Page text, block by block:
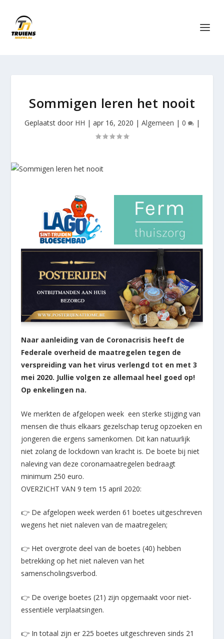
Sommigen leren het nooit
Geplaatst door HH | apr 16, 2020 | Algemeen | 0 |
Naar aanleiding van de Coronacrisis heeft de
Federale overheid de maatregelen tegen de
verspreiding van het virus verlengd tot en met 3
mei 2020. Jullie volgen ze allemaal heel goed op!
Op enkelingen na.
We merkten de afgelopen week een sterke stijging van
mensen die thuis elkaars gezelschap terug opzoeken en
jongeren die ergens samenkomen. Dit kan natuurlijk
niet zolang de lockdown van kracht is. De boete bij niet
naleving van deze coronamaatregelen bedraagt
minimum 250 euro.
OVERZICHT VAN 9 tem 15 april 2020:
👉 De afgelopen week werden 61 boetes uitgeschreven
wegens het niet naleven van de maatregelen;
👉 Het overgrote deel van de boetes (40) hebben
betrekking op het niet naleven van het
samenscholingsverbod.
👉 De overige boetes (21) zijn opgemaakt voor niet-
essentiële verplaatsingen.
👉 In totaal zijn er 225 boetes uitgeschreven sinds 21